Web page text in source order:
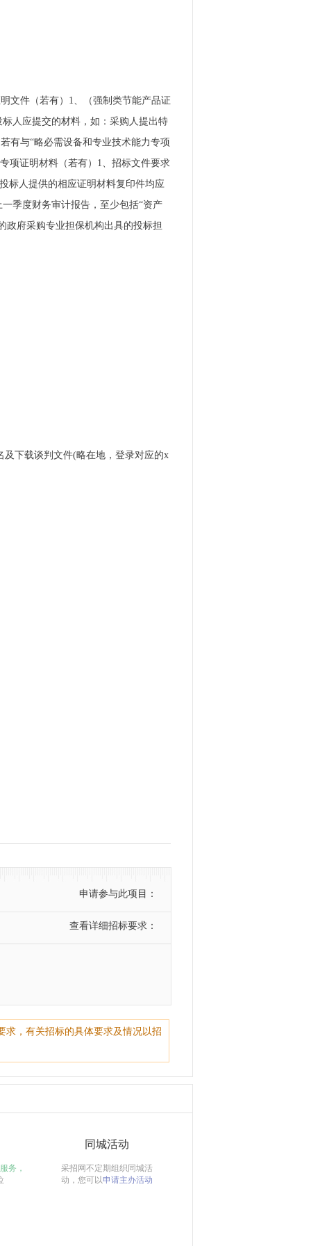
文件（若有）1、（强制类节能产品证
人应提交的材料，如：采购人提出特
有与“略必需设备和专业技术能力专项
项证明材料（若有）1、招标文件要求
标人提供的相应证明材料复印件均应
季度财务审计报告，至少包括“资产
政府采购专业担保机构出具的投标担
下载谈判文件(略在地，登录对应的x
申请参与此项目：
查看详细招标要求：
求，有关招标的具体要求及情况以招
务，
同城活动
采招网不定期组织同城活
动，您可以申请主办活动